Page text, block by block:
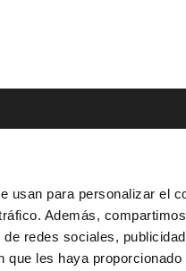
usan para personalizar el
Además,
redes sociales,
que les haya
(+34) 900 800 806